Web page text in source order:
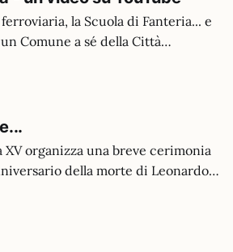
la Scuola di Fanteria... e
Comune a sé della Città
di Roma Capitale che, con
organizza una breve cerimonia
della morte di Leonardo
la scuola materna ed